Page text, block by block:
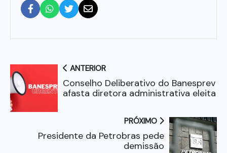
ANTERIOR
Conselho Deliberativo do Banesprev
afasta diretora administrativa eleita
PRÓXIMO
Presidente da Petrobras pede
demissão